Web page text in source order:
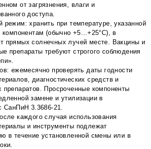
от загрязнения, влаги и
доступа.
режим: хранить при температуре, указанной
компонентам (обычно +5…+25°С), в
прямых солнечных лучей месте. Вакцины и
препараты требуют строгого соблюдения
ежемесячно проверять даты годности
диагностических средств и
препаратов. Просроченные компоненты
замене и утилизации в
СанПиН 3.3686-21.
каждого случая использования
и инструменты подлежат
в течение установленной смены или в